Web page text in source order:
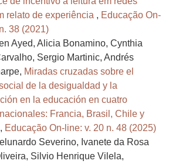
relato de experiência , Educação On-
38 (2021)
Ayed, Alicia Bonamino, Cynthia
Sergio Martinic, Andrés
Miradas cruzadas sobre el
de la desigualdad y la
en la educación en cuatro
Francia, Brasil, Chile y
, Educação On-line: v. 20 n. 48 (2025)
Severino, Ivanete da Rosa
Silvio Henrique Vilela,